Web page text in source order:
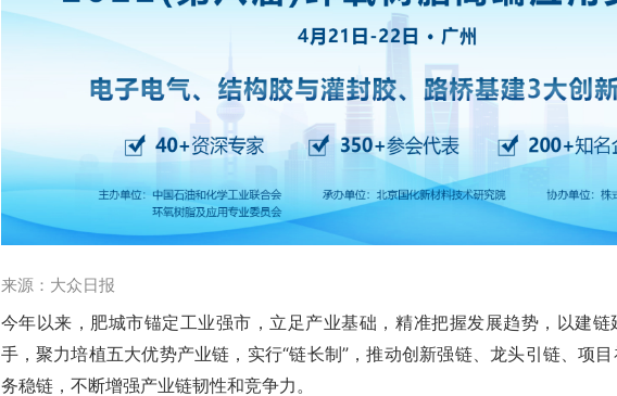
来源：大众日报
今年以来，肥城市锚定工业强市，立足产业基础，精准把握发展趋势，以建链
手，聚力培植五大优势产业链，实行“链长制”，推动创新强链、龙头引链、项
务稳链，不断增强产业链韧性和竞争力。